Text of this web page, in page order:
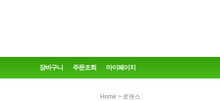
장바구니 주문조회 마이페이지
Home > 로맨스